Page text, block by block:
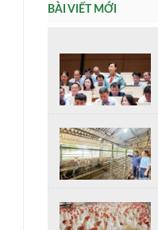
BÀI VIẾT MỚI